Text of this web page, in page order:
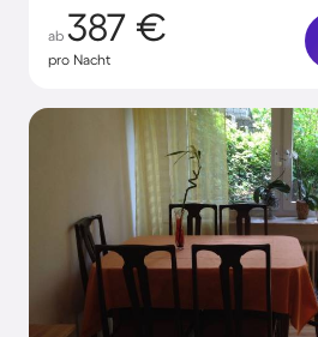
ab 387 €
pro Nacht